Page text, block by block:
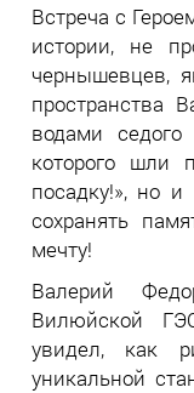
Встреча с
истории, не
чернышевцев,
пространства
водами
которого шли
посадку!», но
сохранять
мечту!
Валерий
Вилюйской
увидел, как
уникальной